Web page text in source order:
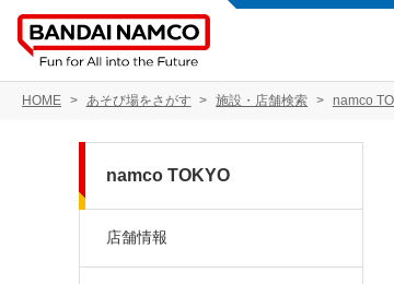
HOME あそび場をさがす 施設・店舗検索 namco
namco TOKYO
店舗情報